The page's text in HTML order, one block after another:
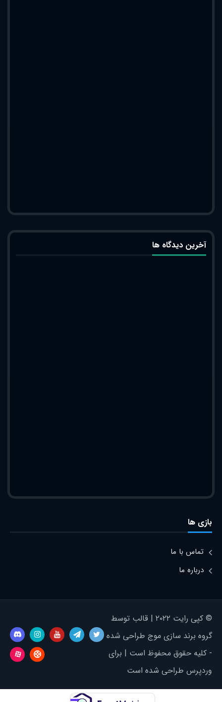
آخرین دیدگاه ها
بازی ها
تماس با ما
درباره ما
© کپی رایت ۲۰۲۲ | قالب توسط
گروه برند سازی موج طراحی شده
- کلیه حقوق محفوظ است | برای
وردپرس طراحی شده است